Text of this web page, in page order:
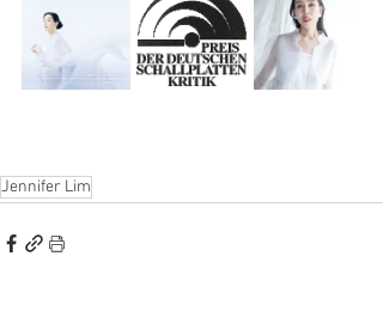
Jennifer Lim